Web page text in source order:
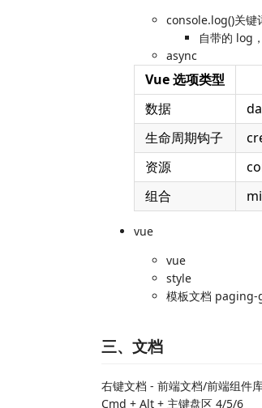
console.log()关
自带的 log
async
Vue 选项类型
数据
生命周期钩子
资源
组合
vue
vue
style
模板文档
三、文档
右键文档 - 前端文档/前端组件
Cmd + Alt + 主键盘区 4/5/6